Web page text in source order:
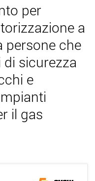
per
a
persone che
sicurezza
e
il gas